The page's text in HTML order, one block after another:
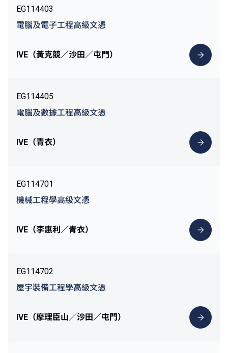
EG114403
電腦及電子工程高級文憑
IVE（黃克競／沙田／屯門）
EG114405
電腦及數據工程高級文憑
IVE（青衣）
EG114701
機械工程學高級文憑
IVE（李惠利／青衣）
EG114702
屋宇裝備工程學高級文憑
IVE（摩理臣山／沙田／屯門）